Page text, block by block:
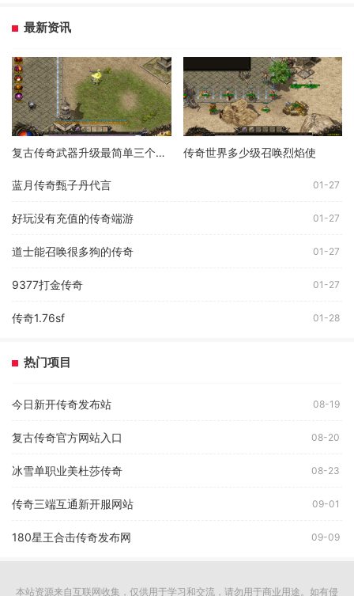
最新资讯
复古传奇武器升级最简单三个步骤 传奇世界多少级召唤烈焰使
蓝月传奇甄子丹代言 01-27
好玩没有充值的传奇端游 01-27
道士能召唤很多狗的传奇 01-27
9377打金传奇 01-27
传奇1.76sf 01-28
热门项目
今日新开传奇发布站 08-19
复古传奇官方网站入口 08-20
冰雪单职业美杜莎传奇 08-23
传奇三端互通新开服网站 09-01
180星王合击传奇发布网 09-09
本站资源来自互联网收集，仅供用于学习和交流，请勿用于商业用途。如有侵